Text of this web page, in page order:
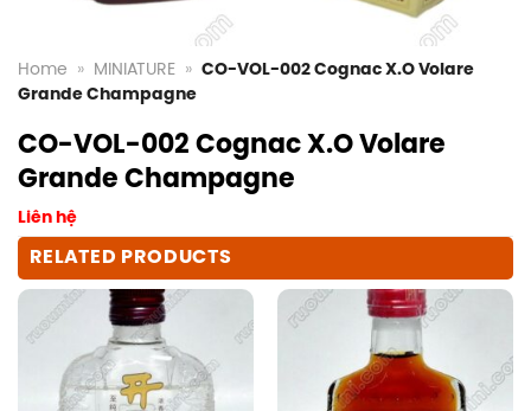
Home » MINIATURE » CO-VOL-002 Cognac X.O Volare
Grande Champagne
CO-VOL-002 Cognac X.O Volare
Grande Champagne
Liên hệ
RELATED PRODUCTS